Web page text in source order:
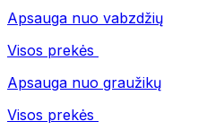
Apsauga nuo vabzdžių
Visos prekės
Apsauga nuo graužikų
Visos prekės